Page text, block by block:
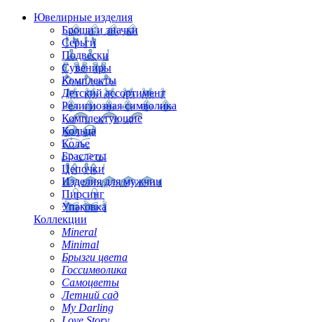
Ювелирные изделия
Броши и значки
Серьги
Подвески
Сувениры
Комплекты
Детский ассортимент
Религиозная символика
Комплектующие
Кольца
Колье
Браслеты
Цепочки
Изделия для мужчин
Пирсинг
Упаковка
Коллекции
Mineral
Minimal
Брызги цвета
Госсимволика
Самоцветы
Летний сад
My Darling